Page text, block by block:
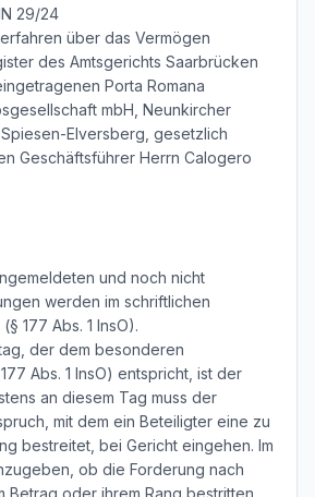
29/24
über das Vermögen
des Amtsgerichts Saarbrücken
Porta Romana
mbH, Neunkircher
Elversberg, gesetzlich
Geschäftsführer Herrn Calogero
und noch nicht
werden im schriftlichen
177 Abs. 1 InsO).
der dem besonderen
Abs. 1 InsO) entspricht, ist der
an diesem Tag muss der
mit dem ein Beteiligter eine zu
bestreitet, bei Gericht eingehen. Im
ob die Forderung nach
Betrag oder ihrem Rang bestritten